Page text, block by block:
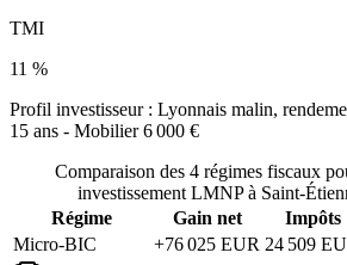
TMI
11 %
Profil investisseur : Lyonnais malin,
15 ans - Mobilier6 000 €
Comparaison des 4 régimes fiscaux
investissement LMNP à Saint-
Régime
Gain net Impôts
Micro-BIC
+76 025 EUR 24 509